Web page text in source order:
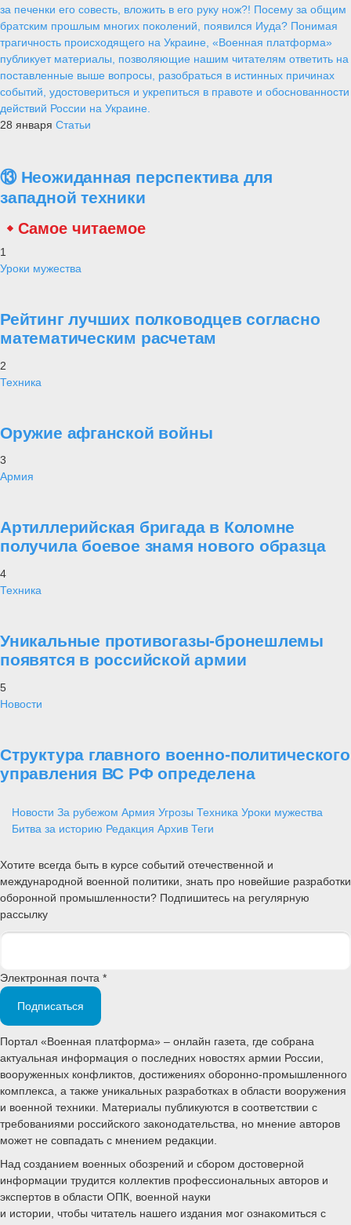
за печенки его совесть, вложить в его руку нож?! Посему за общим
братским прошлым многих поколений, появился Иуда? Понимая
трагичность происходящего на Украине, «Военная платформа»
публикует материалы, позволяющие нашим читателям ответить на
поставленные выше вопросы, разобраться в истинных причинах
событий, удостовериться и укрепиться в правоте и обоснованности
действий России на Украине.
28 января Статьи
⑬ Неожиданная перспектива для
западной техники
Самое читаемое
1
Уроки мужества
Рейтинг лучших полководцев согласно
математическим расчетам
2
Техника
Оружие афганской войны
3
Армия
Артиллерийская бригада в Коломне
получила боевое знамя нового образца
4
Техника
Уникальные противогазы-бронешлемы
появятся в российской армии
5
Новости
Структура главного военно-политического
управления ВС РФ определена
Новости За рубежом Армия Угрозы Техника Уроки мужества
Битва за историю Редакция Архив Теги
Хотите всегда быть в курсе событий отечественной и
международной военной политики, знать про новейшие разработки
оборонной промышленности? Подпишитесь на регулярную
рассылку
Электронная почта *
Подписаться
Портал «Военная платформа» – онлайн газета, где собрана
актуальная информация о последних новостях армии России,
вооруженных конфликтов, достижениях оборонно-промышленного
комплекса, а также уникальных разработках в области вооружения
и военной техники. Материалы публикуются в соответствии с
требованиями российского законодательства, но мнение авторов
может не совпадать с мнением редакции.
Над созданием военных обозрений и сбором достоверной
информации трудится коллектив профессиональных авторов и
экспертов в области ОПК, военной науки
и истории, чтобы читатель нашего издания мог ознакомиться с